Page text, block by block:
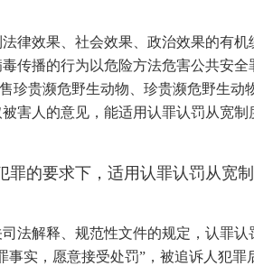
律效果、社会效果、政治效果的有
传播的行为以危险方法危害公共安全
珍贵濒危野生动物、珍贵濒危野生动
害人的意见，能适用认罪认罚从宽制
的要求下，适用认罪认罚从宽
法解释、规范性文件的规定，认罪
实，愿意接受处罚”，被追诉人犯罪